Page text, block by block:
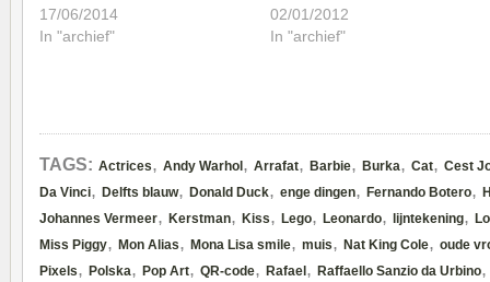
17/06/2014
In "archief"
02/01/2012
In "archief"
TAGS: Actrices, Andy Warhol, Arrafat, Barbie, Burka, Cat, Cest
Da Vinci, Delfts blauw, Donald Duck, enge dingen, Fernando Botero,
Johannes Vermeer, Kerstman, Kiss, Lego, Leonardo, lijntekening,
Miss Piggy, Mon Alias, Mona Lisa smile, muis, Nat King Cole, oude
Pixels, Polska, Pop Art, QR-code, Rafael, Raffaello Sanzio da Urbino